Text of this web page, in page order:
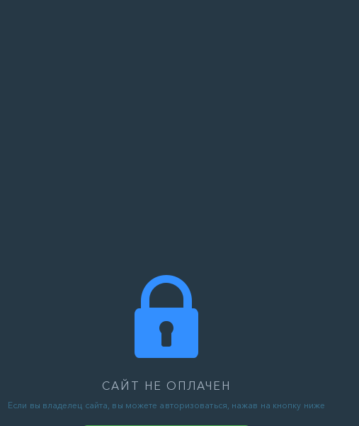
САЙТ НЕ ОПЛАЧЕН
Если вы владелец сайта, вы можете авторизоваться, нажав на кнопку ниже